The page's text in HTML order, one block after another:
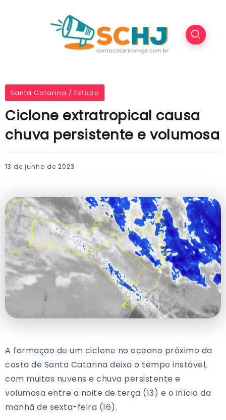
Santa Catarina / Estado
Ciclone extratropical causa
chuva persistente e volumosa
13 de junho de 2023
A formação de um ciclone no oceano próximo da
costa de Santa Catarina deixa o tempo instável,
com muitas nuvens e chuva persistente e
volumosa entre a noite de terça (13) e o início da
manhã de sexta-feira (16).